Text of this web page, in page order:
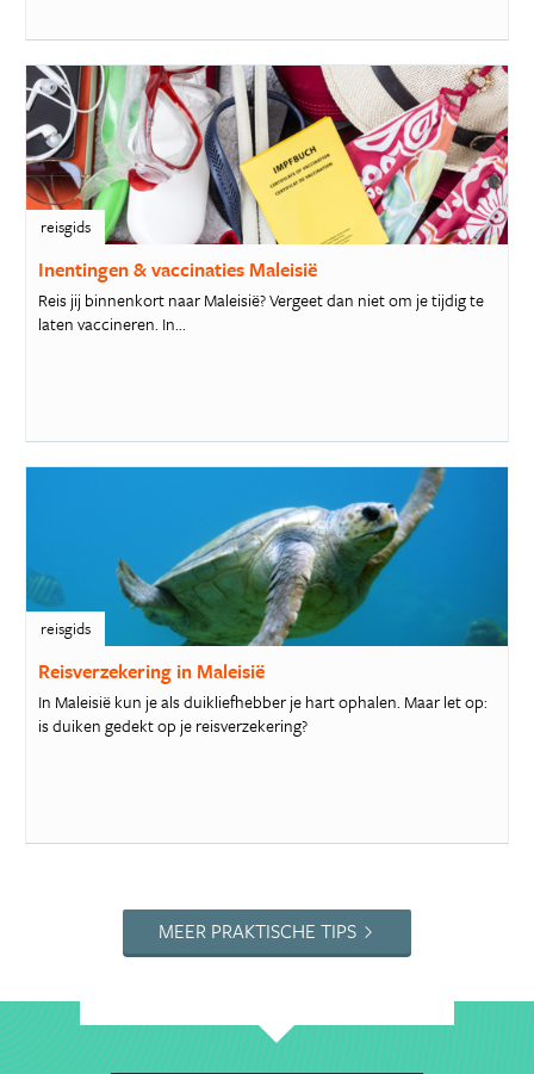
reisgids
Inentingen & vaccinaties Maleisië
Reis jij binnenkort naar Maleisië? Vergeet dan niet om je tijdig te
laten vaccineren. In...
reisgids
Reisverzekering in Maleisië
In Maleisië kun je als duikliefhebber je hart ophalen. Maar let op:
is duiken gedekt op je reisverzekering?
MEER PRAKTISCHE TIPS